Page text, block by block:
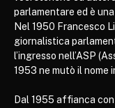
parlamentare ed è
Nel 1950 Francesco
giornalistica
l’ingresso nell’ASP
1953 ne mutò il nome
Dal 1955 affianca